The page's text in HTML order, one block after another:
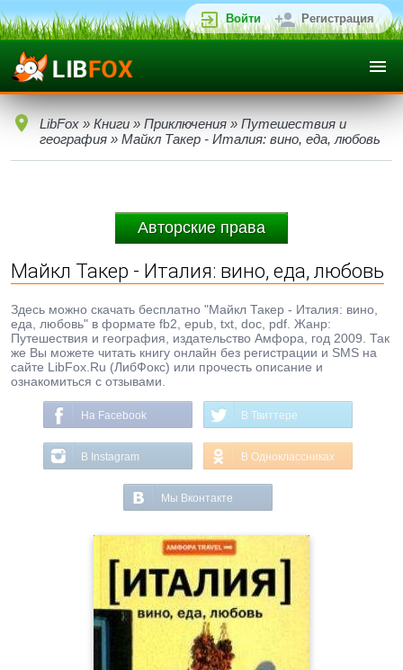
Войти Регистрация
LibFox » Книги » Приключения » Путешествия и
география » Майкл Такер - Италия: вино, еда, любовь
Авторские права
Майкл Такер - Италия: вино, еда, любовь
Здесь можно скачать бесплатно "Майкл Такер - Италия: вино,
еда, любовь" в формате fb2, epub, txt, doc, pdf. Жанр:
Путешествия и география, издательство Амфора, год 2009. Так
же Вы можете читать книгу онлайн без регистрации и SMS на
сайте LibFox.Ru (ЛибФокс) или прочесть описание и
ознакомиться с отзывами.
На Facebook В Твиттере
В Instagram В Одноклассниках
Мы Вконтакте